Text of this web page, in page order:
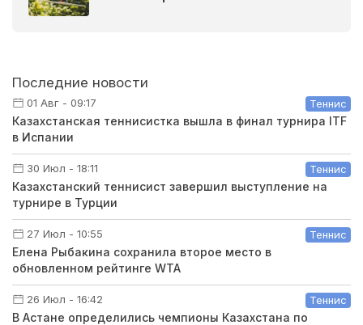
Последние новости
01 Авг - 09:17 Теннис
Казахстанская теннисистка вышла в финал турнира ITF
в Испании
30 Июл - 18:11 Теннис
Казахстанский теннисист завершил выступление на
турнире в Турции
27 Июл - 10:55 Теннис
Елена Рыбакина сохранила второе место в
обновленном рейтинге WTA
26 Июл - 16:42 Теннис
В Астане определились чемпионы Казахстана по